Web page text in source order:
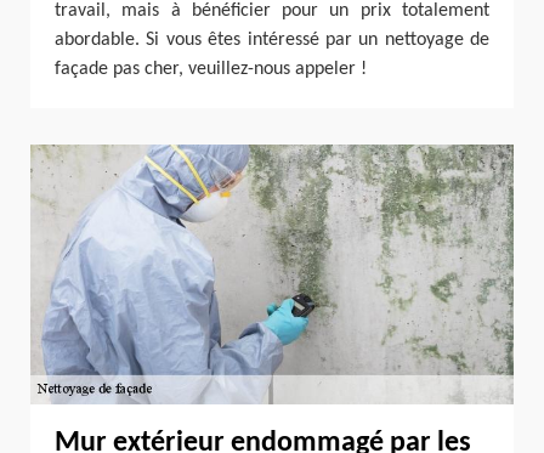
travail, mais à bénéficier pour un prix totalement
abordable. Si vous êtes intéressé par un nettoyage de
façade pas cher, veuillez-nous appeler !
Mur extérieur endommagé par les